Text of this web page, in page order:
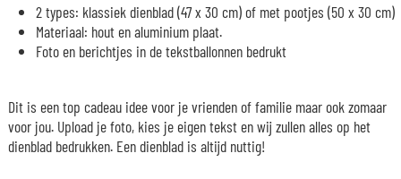
2 types: klassiek dienblad (47 x 30 cm) of met pootjes (50 x 30 cm)
Materiaal: hout en aluminium plaat.
Foto en berichtjes in de tekstballonnen bedrukt
Dit is een top cadeau idee voor je vrienden of familie maar ook zomaar
voor jou. Upload je foto, kies je eigen tekst en wij zullen alles op het
dienblad bedrukken. Een dienblad is altijd nuttig!